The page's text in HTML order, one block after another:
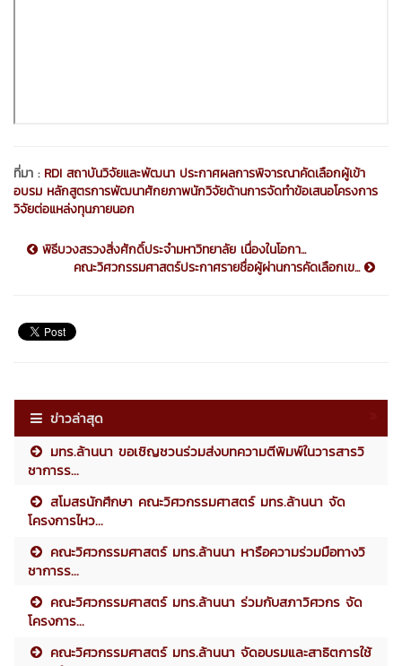
ที่มา : RDI สถาบันวิจัยและพัฒนา ประกาศผลการพิจารณาคัดเลือกผู้เข้า
อบรม หลักสูตรการพัฒนาศักยภาพนักวิจัยด้านการจัดทำข้อเสนอโครงการ
วิจัยต่อแหล่งทุนภายนอก
พิธีบวงสรวงสิ่งศักดิ์ประจำมหาวิทยาลัย เนื่องในโอกา...
คณะวิศวกรรมศาสตร์ประกาศรายชื่อผู้ผ่านการคัดเลือกเข...
ข่าวล่าสุด
มทร.ล้านนา ขอเชิญชวนร่วมส่งบทความตีพิมพ์ในวารสารวิ
ชาการร...
สโมสรนักศึกษา คณะวิศวกรรมศาสตร์ มทร.ล้านนา จัด
โครงการไหว...
คณะวิศวกรรมศาสตร์ มทร.ล้านนา หารือความร่วมมือทางวิ
ชาการร...
คณะวิศวกรรมศาสตร์ มทร.ล้านนา ร่วมกับสภาวิศวกร จัด
โครงการ...
คณะวิศวกรรมศาสตร์ มทร.ล้านนา จัดอบรมและสาธิตการใช้